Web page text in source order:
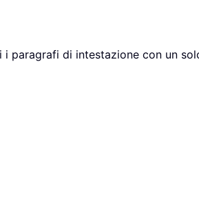
paragrafi di intestazione con un